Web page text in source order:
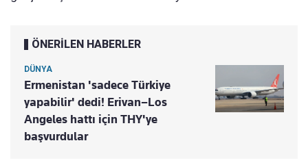
ÖNERİLEN HABERLER
DÜNYA
Ermenistan 'sadece Türkiye
yapabilir' dedi! Erivan–Los
Angeles hattı için THY'ye
başvurdular